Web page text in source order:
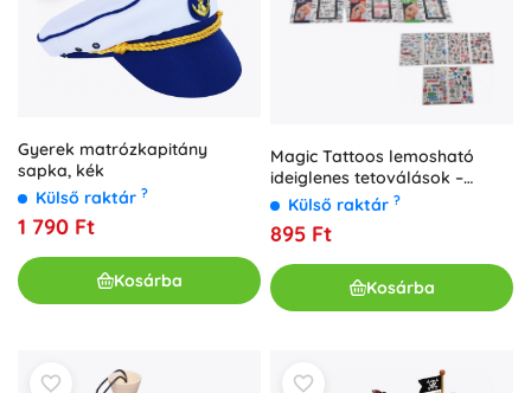
Gyerek matrózkapitány
sapka, kék
Külső raktár ?
1 790 Ft
Kosárba
Magic Tattoos lemosható
ideiglenes tetoválások –
kalózok fiúknak (75 db)
Külső raktár ?
895 Ft
Kosárba